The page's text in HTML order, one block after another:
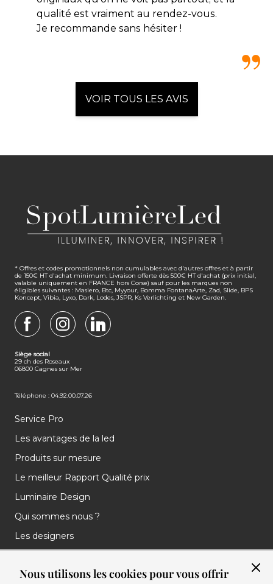
Nous utilisons les cookies pour vous offrir
qualité est vraiment au rendez-vous.
Je recommande sans hésiter !
VOIR TOUS LES AVIS
* Offres et codes promotionnels non cumulables avec d'autres offres et à partir
de 150€ HT d'achat minimum. Livraison offerte dès 500€ HT d'achat (prix initial,
valable uniquement en FRANCE hors Corse) sauf pour les marques non
éligibles suivantes : Masiero, Btc, Myyour, Bomma FontanaArte, Zad, Slide, BPS
Koncept, Vibia, Lyxo, Dark, Lodes, JSPR, Ks Verlichting et New Garden.
Siège social
29 ch des Roseaux
06800 Cagnes sur Mer
Téléphone : 04.92.00.07.26
Service Pro
Les avantages de la led
Produits sur mesure
Le meilleur Rapport Qualité prix
Luminaire Design
Qui sommes nous ?
Les designers
Nos réalisations